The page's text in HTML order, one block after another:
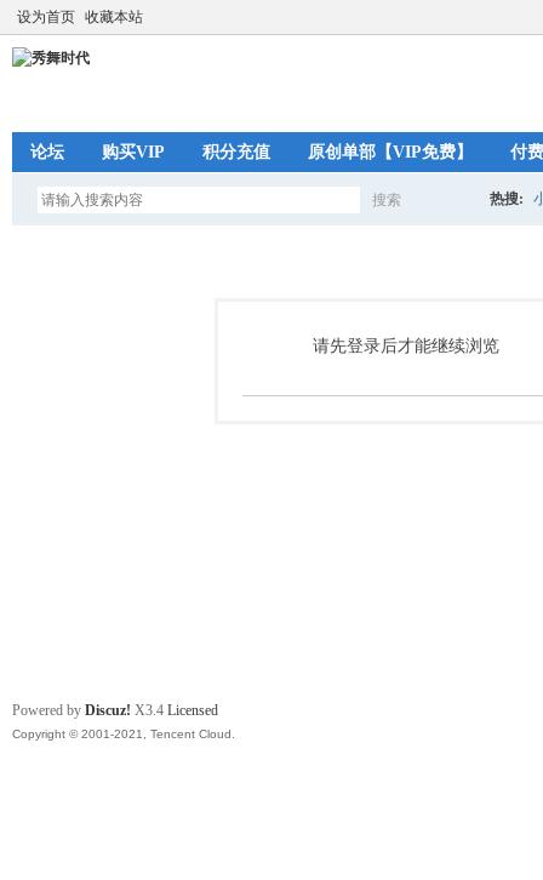
设为首页 收藏本站
论坛 购买VIP 积分充值 原创单部【VIP免费】 付
搜索
索
热搜:
请先登录后才能继续浏览
Powered by Discuz! X3.4 Licensed
Copyright © 2001-2021, Tencent Cloud.